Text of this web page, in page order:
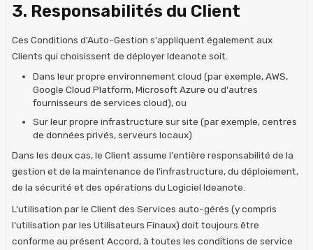
3. Responsabilités du Client
Ces Conditions d'Auto-Gestion s'appliquent également aux
Clients qui choisissent de déployer Ideanote soit.
Dans leur propre environnement cloud (par exemple, AWS,
Google Cloud Platform, Microsoft Azure ou d'autres
fournisseurs de services cloud), ou
Sur leur propre infrastructure sur site (par exemple, centres
de données privés, serveurs locaux)
Dans les deux cas, le Client assume l'entière responsabilité de la
gestion et de la maintenance de l'infrastructure, du déploiement,
de la sécurité et des opérations du Logiciel Ideanote.
L'utilisation par le Client des Services auto-gérés (y compris
l'utilisation par les Utilisateurs Finaux) doit toujours être
conforme au présent Accord, à toutes les conditions de service